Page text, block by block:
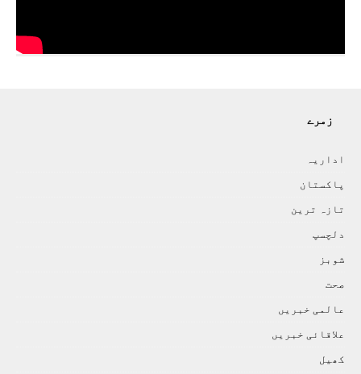
زمرے
اداريہ
پاکستان
تازہ ترين
دلچسپ
شوبز
صحت
عالمی خبريں
علاقائی خبريں
کھيل